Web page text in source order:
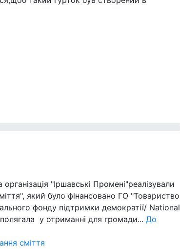
"Іршавські Промені"реалізували
який було фінансовано ГО "Товариство
фонду підтримки демократії/ National
у отриманні для громади... До
сміття